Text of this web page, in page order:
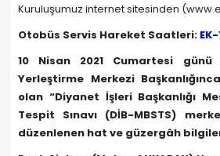
Kuruluşumuz internet sitesinden
Otobüs Servis Hareket Saatleri:
10 Nisan 2021 Cumartesi
Yerleştirme Merkezi
olan “Diyanet İşleri Başkanlığı
Tespit Sınavı (DİB-MBSTS)
düzenlenen hat ve güzergâh